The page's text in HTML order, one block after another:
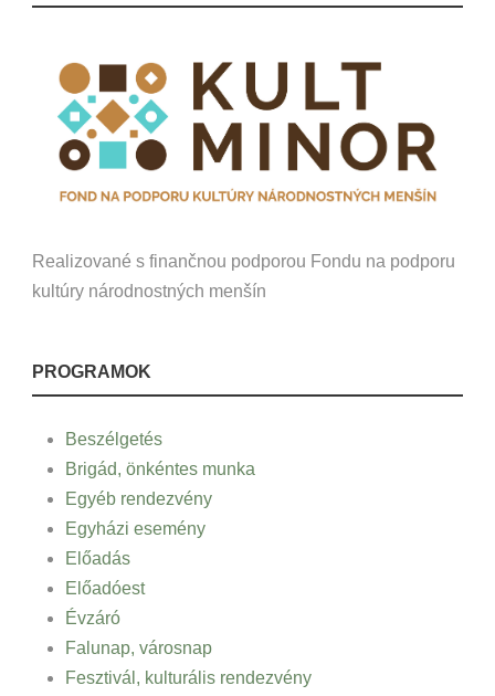
Realizované s finančnou podporou Fondu na podporu
kultúry národnostných menšín
PROGRAMOK
Beszélgetés
Brigád, önkéntes munka
Egyéb rendezvény
Egyházi esemény
Előadás
Előadóest
Évzáró
Falunap, városnap
Fesztivál, kulturális rendezvény